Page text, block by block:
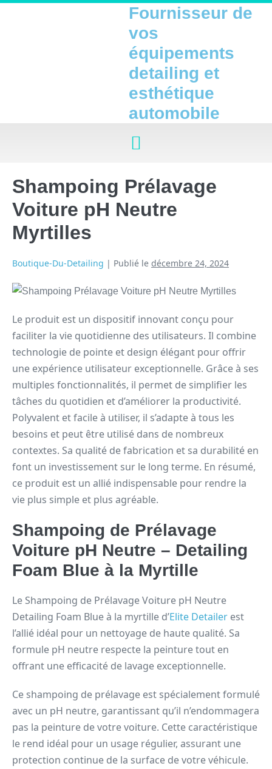
Fournisseur de
vos
équipements
detailing et
esthétique
automobile
Shampoing Prélavage
Voiture pH Neutre
Myrtilles
Boutique-Du-Detailing | Publié le décembre 24, 2024
Le produit est un dispositif innovant conçu pour
faciliter la vie quotidienne des utilisateurs. Il combine
technologie de pointe et design élégant pour offrir
une expérience utilisateur exceptionnelle. Grâce à ses
multiples fonctionnalités, il permet de simplifier les
tâches du quotidien et d’améliorer la productivité.
Polyvalent et facile à utiliser, il s’adapte à tous les
besoins et peut être utilisé dans de nombreux
contextes. Sa qualité de fabrication et sa durabilité en
font un investissement sur le long terme. En résumé,
ce produit est un allié indispensable pour rendre la
vie plus simple et plus agréable.
Shampoing de Prélavage
Voiture pH Neutre – Detailing
Foam Blue à la Myrtille
Le Shampoing de Prélavage Voiture pH Neutre
Detailing Foam Blue à la myrtille d’Elite Detailer est
l’allié idéal pour un nettoyage de haute qualité. Sa
formule pH neutre respecte la peinture tout en
offrant une efficacité de lavage exceptionnelle.
Ce shampoing de prélavage est spécialement formulé
avec un pH neutre, garantissant qu’il n’endommagera
pas la peinture de votre voiture. Cette caractéristique
le rend idéal pour un usage régulier, assurant une
protection continue de la surface de votre véhicule.